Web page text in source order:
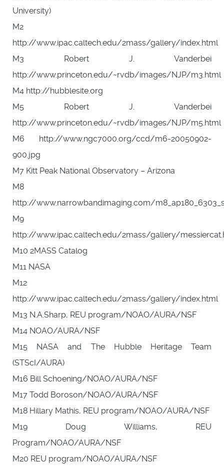
University)
M2
http://www.ipac.caltech.edu/2mass/gallery/index.html
M3 Robert J. Vanderbei
http://www.princeton.edu/~rvdb/images/NJP/m3.html
M4 http://hubblesite.org
M5 Robert J. Vanderbei
http://www.princeton.edu/~rvdb/images/NJP/m5.html
M6 http://www.ngc7000.org/ccd/m6-20050902-
900.jpg
M7 Kitt Peak National Observatory – Arizona
M8
http://www.narrowbandimaging.com/
M9
http://www.ipac.caltech.edu/2mass/gallery/
M10 2MASS Catalog
M11 NASA
M12
http://www.ipac.caltech.edu/2mass/gallery/index.html
M13 N.A.Sharp, REU program/NOAO/AURA/NSF
M14 NOAO/AURA/NSF
M15 NASA and The Hubble Heritage Team
(STScI/AURA)
M16 Bill Schoening/NOAO/AURA/NSF
M17 Todd Boroson/NOAO/AURA/NSF
M18 Hillary Mathis, REU program/NOAO/AURA/NSF
M19 Doug Williams, REU
Program/NOAO/AURA/NSF
M20 REU program/NOAO/AURA/NSF